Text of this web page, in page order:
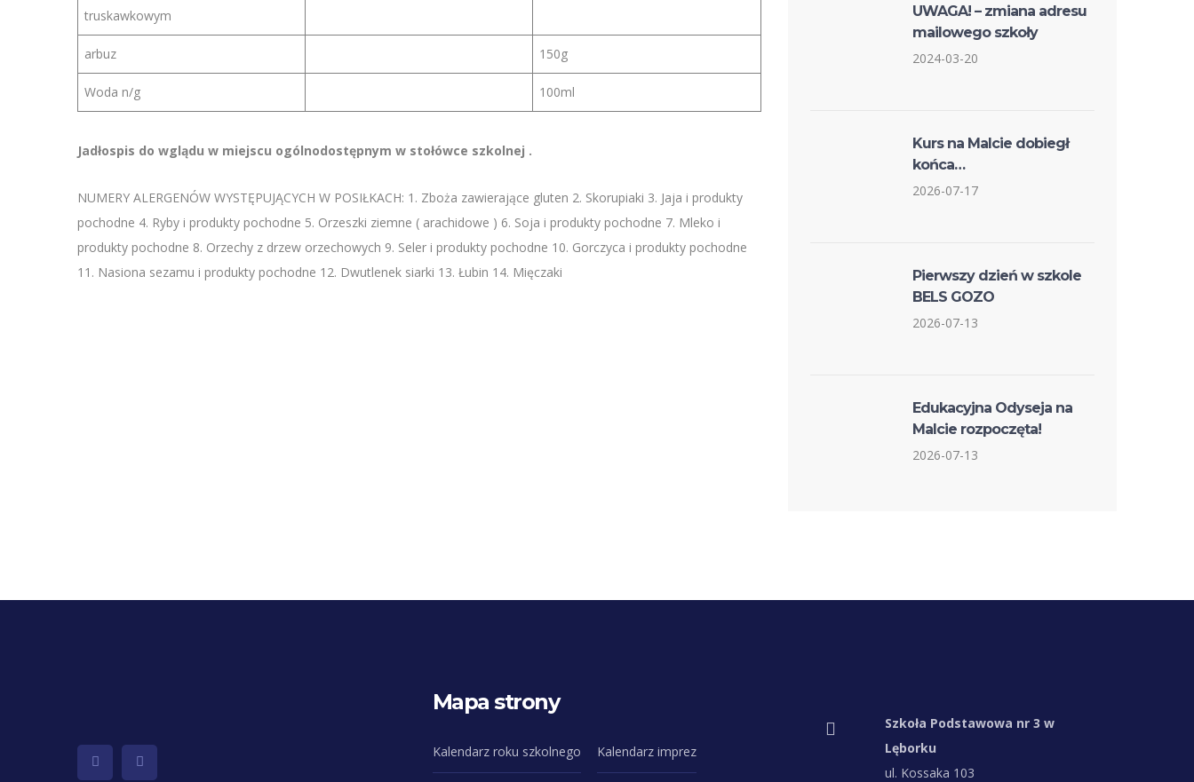
truskawkowym
arbuz 150g
Woda n/g 100ml
Jadłospis do wglądu w miejscu ogólnodostępnym w stołówce szkolnej .
NUMERY ALERGENÓW WYSTĘPUJĄCYCH W POSIŁKACH: 1. Zboża zawierające gluten 2. Skorupiaki 3. Jaja i produkty
pochodne 4. Ryby i produkty pochodne 5. Orzeszki ziemne ( arachidowe ) 6. Soja i produkty pochodne 7. Mleko i
produkty pochodne 8. Orzechy z drzew orzechowych 9. Seler i produkty pochodne 10. Gorczyca i produkty pochodne
11. Nasiona sezamu i produkty pochodne 12. Dwutlenek siarki 13. Łubin 14. Mięczaki
UWAGA! – zmiana adresu
mailowego szkoły
2024-03-20
Kurs na Malcie dobiegł
końca…
2026-07-17
Pierwszy dzień w szkole
BELS GOZO
2026-07-13
Edukacyjna Odyseja na
Malcie rozpoczęta!
2026-07-13
Mapa strony
Kalendarz roku szkolnego Kalendarz imprez
Szkoła Podstawowa nr 3 w
Lęborku
ul. Kossaka 103